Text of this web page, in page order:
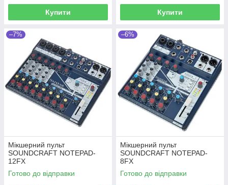
Купити Купити
–7%
Мікшерний пульт
SOUNDCRAFT NOTEPAD-
12FX
Готово до відправки
–6%
Мікшерний пульт
SOUNDCRAFT NOTEPAD-
8FX
Готово до відправки